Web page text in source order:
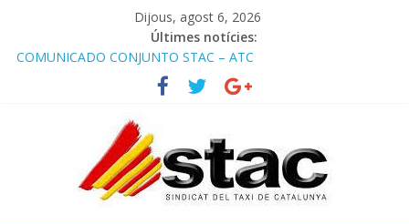
Dijous, agost 6, 2026
Últimes notícies:
COMUNICADO CONJUNTO STAC – ATC
Comunicado STAC/ ATC de la reunión con los Mossos d
‘Esquadra del aeropuerto de Barcelona.
Programa de Radio TAXI LIBRE 29.07.2026 en COOLTURA FM.
STAC/ATC SOLICITAN TAULA TÈCNICA PARA MEJORAR LA
OPERATIVA DE ENTRADA EN EL PUERTO DE BARCELONA.
Programa de Radio TAXI LIBRE 22.07.2026 en COOLTURA FM.